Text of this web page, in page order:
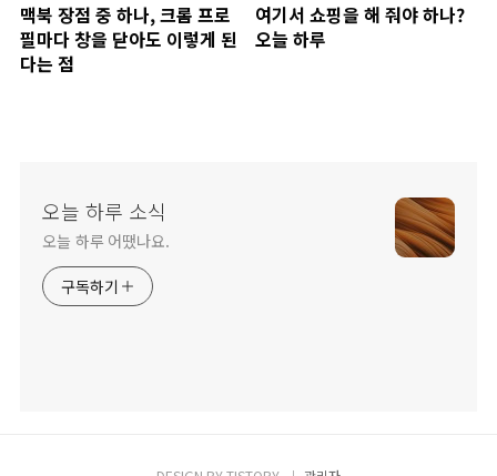
맥북 장점 중 하나, 크롬 프로
필마다 창을 닫아도 이렇게 된
다는 점
여기서 쇼핑을 해 줘야 하나?
오늘 하루
오늘 하루 소식
오늘 하루 어땠나요.
구독하기